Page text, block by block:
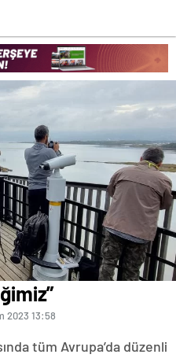
2023 13:58
tüm Avrupa’da düzenli